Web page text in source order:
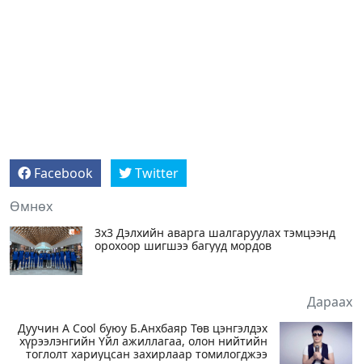
Facebook
Twitter
Өмнөх
3х3 Дэлхийн аварга шалгаруулах тэмцээнд
орохоор шигшээ багууд мордов
Дараах
Дуучин A Cool буюу Б.Анхбаяр Төв цэнгэлдэх
хүрээлэнгийн Үйл ажиллагаа, олон нийтийн
тоглолт хариуцсан захирлаар томилогджээ